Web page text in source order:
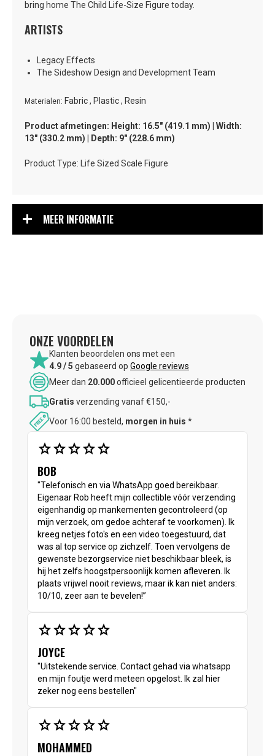
bring home The Child Life-Size Figure today.
ARTISTS
Legacy Effects
The Sideshow Design and Development Team
Materialen: Fabric , Plastic , Resin
Product afmetingen: Height: 16.5" (419.1 mm) | Width:
13" (330.2 mm) | Depth: 9" (228.6 mm)
Product Type: Life Sized Scale Figure
MEER INFORMATIE
ONZE VOORDELEN
Klanten beoordelen ons met een
4.9 / 5 gebaseerd op Google reviews
Meer dan 20.000officieel gelicentieerde producten
Gratis verzending vanaf €150,-
Voor 16:00 besteld, morgen in huis *
starstarstarstarstar
BOB
"Telefonisch en via WhatsApp goed bereikbaar.
Eigenaar Rob heeft mijn collectible vóór verzending
eigenhandig op mankementen gecontroleerd (op
mijn verzoek, om gedoe achteraf te voorkomen). Ik
kreeg netjes foto's en een video toegestuurd, dat
was al top service op zichzelf. Toen vervolgens de
gewenste bezorgservice niet beschikbaar bleek, is
hij het zelfs hoogstpersoonlijk komen afleveren. Ik
plaats vrijwel nooit reviews, maar ik kan niet anders:
10/10, zeer aan te bevelen!”
starstarstarstarstar
JOYCE
"Uitstekende service. Contact gehad via whatsapp
en mijn foutje werd meteen opgelost. Ik zal hier
zeker nog eens bestellen"
starstarstarstarstar
MOHAMMED